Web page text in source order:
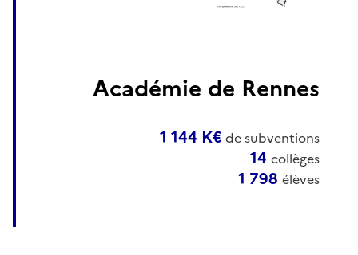
Académie de Rennes
1 144 K€ de subventions
14 collèges
1 798 élèves